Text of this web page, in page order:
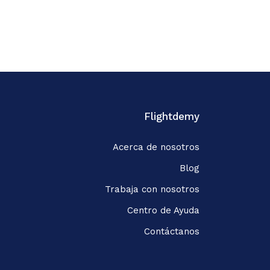
Flightdemy
Acerca de nosotros
Blog
Trabaja con nosotros
Centro de Ayuda
Contáctanos